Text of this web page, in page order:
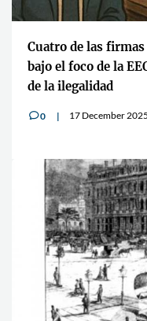
23
Por qué el
hecho viral: